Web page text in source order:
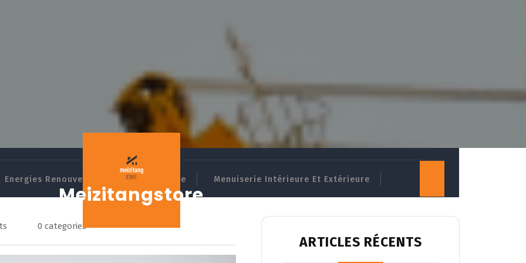
Meizitangstore
Energies Renouvelables Domotique Menuiserie Intérieure Et Extérieure
0 categories
ARTICLES RÉCENTS